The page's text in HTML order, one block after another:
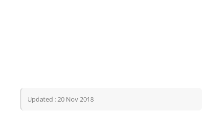
Updated : 20 Nov 2018